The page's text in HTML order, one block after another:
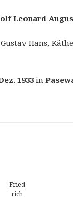
Leonard
Hans,
1933 in
Fried
rich